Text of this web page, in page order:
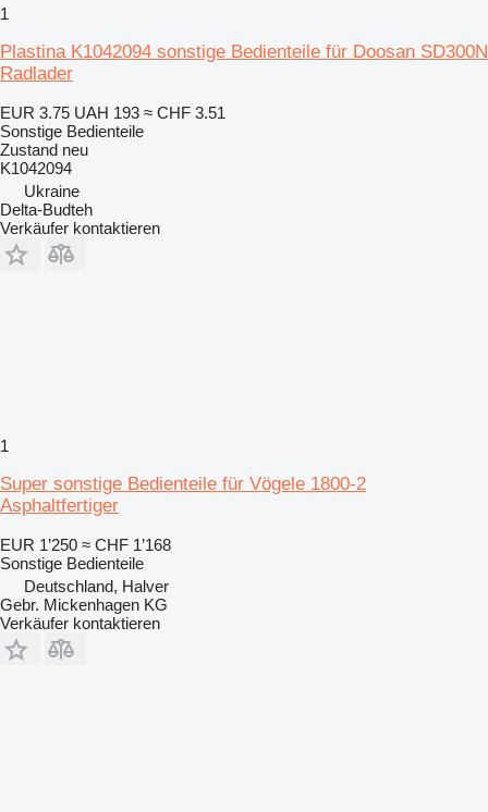
1
Plastina K1042094 sonstige Bedienteile für Doosan SD300N
Radlader
EUR 3.75 UAH 193 ≈ CHF 3.51
Sonstige Bedienteile
Zustand neu
K1042094
Ukraine
Delta-Budteh
Verkäufer kontaktieren
1
Super sonstige Bedienteile für Vögele 1800-2
Asphaltfertiger
EUR 1’250 ≈ CHF 1’168
Sonstige Bedienteile
Deutschland, Halver
Gebr. Mickenhagen KG
Verkäufer kontaktieren